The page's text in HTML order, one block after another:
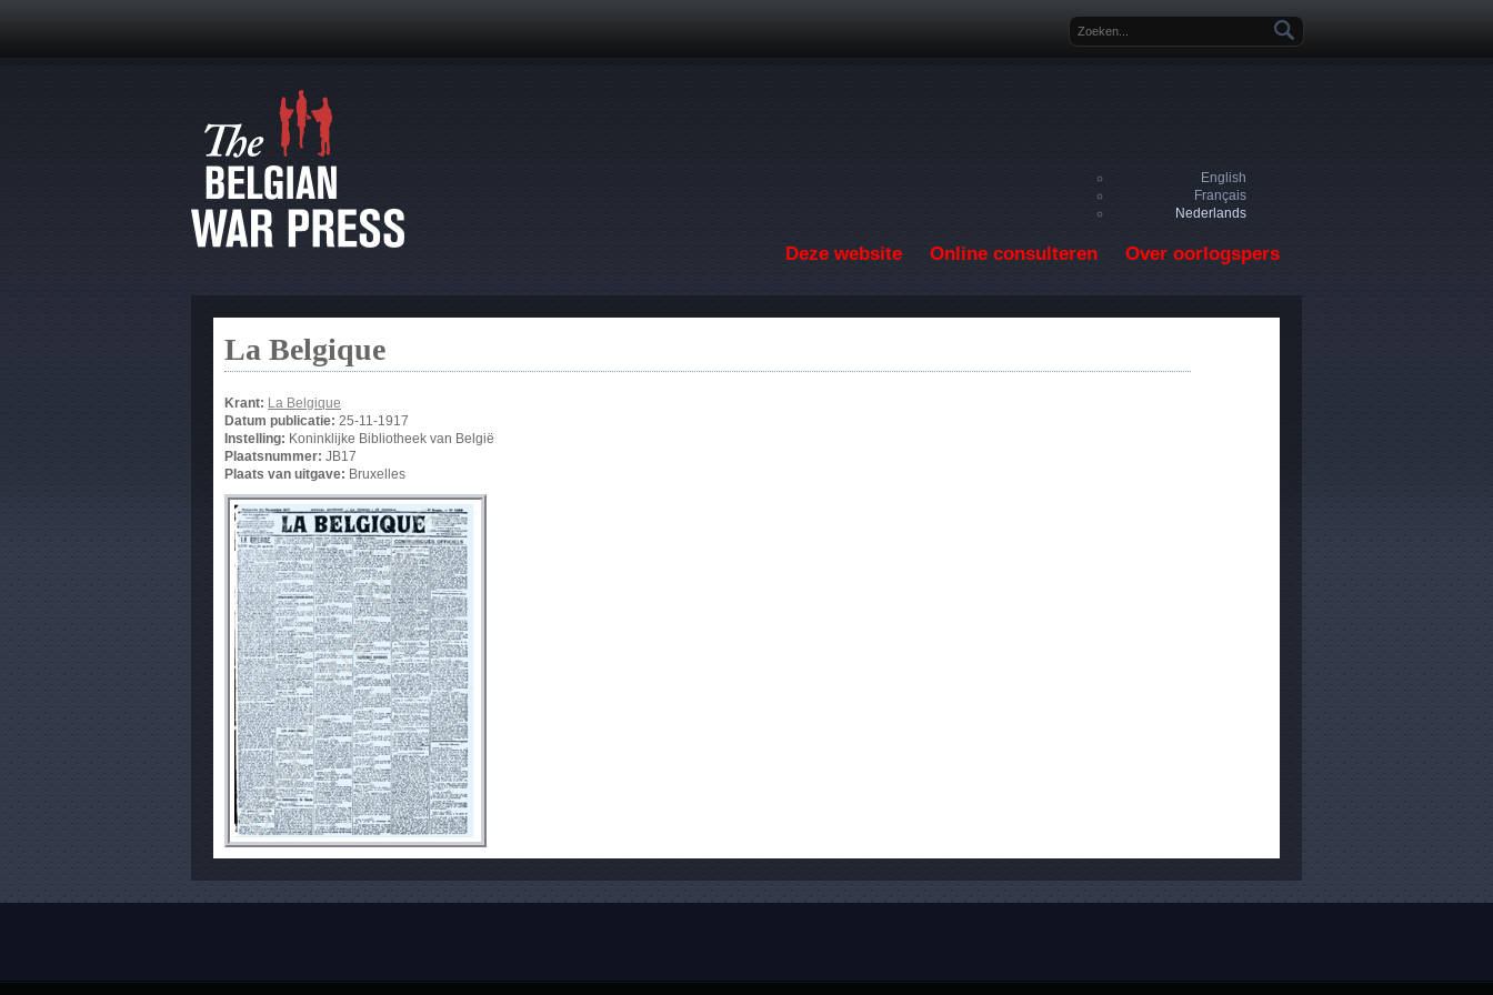
Zoekveld
English
Français
Nederlands
Deze website Online consulteren Over oorlogspers
La Belgique
Krant: La Belgique
Datum publicatie: 25-11-1917
Instelling: Koninklijke Bibliotheek van België
Plaatsnummer: JB17
Plaats van uitgave: Bruxelles